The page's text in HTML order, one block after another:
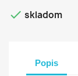
 skladom
Popis